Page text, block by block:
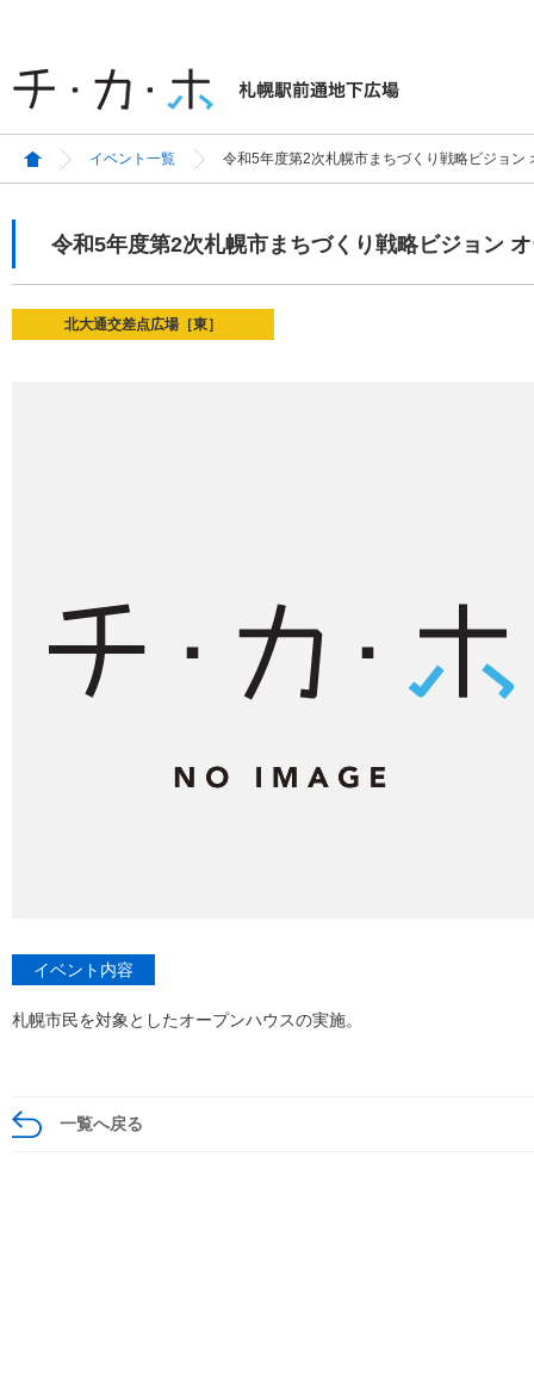
イベント一覧 令和5年度第2次札幌市まちづくり戦略ビジョン
令和5年度第2次札幌市まちづくり戦略ビジョン
北大通交差点広場［東］
イベント内容
札幌市民を対象としたオープンハウスの実施。
一覧へ戻る